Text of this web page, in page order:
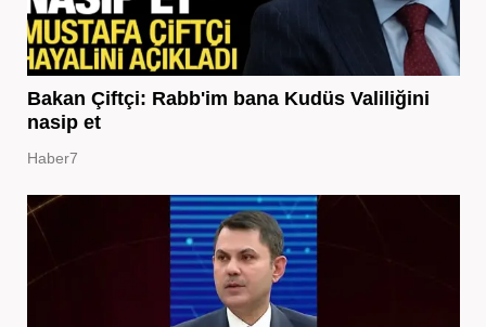
Bakan Çiftçi: Rabb'im bana Kudüs Valiliğini
nasip et
Haber7